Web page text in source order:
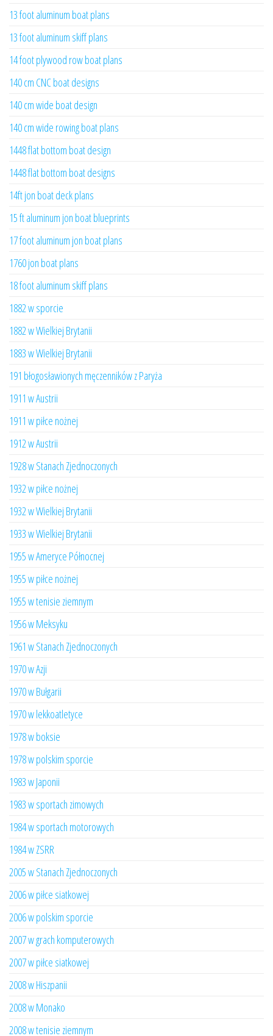
13 foot aluminum boat plans
13 foot aluminum skiff plans
14 foot plywood row boat plans
140 cm CNC boat designs
140 cm wide boat design
140 cm wide rowing boat plans
1448 flat bottom boat design
1448 flat bottom boat designs
14ft jon boat deck plans
15 ft aluminum jon boat blueprints
17 foot aluminum jon boat plans
1760 jon boat plans
18 foot aluminum skiff plans
1882 w sporcie
1882 w Wielkiej Brytanii
1883 w Wielkiej Brytanii
191 błogosławionych męczenników z Paryża
1911 w Austrii
1911 w piłce nożnej
1912 w Austrii
1928 w Stanach Zjednoczonych
1932 w piłce nożnej
1932 w Wielkiej Brytanii
1933 w Wielkiej Brytanii
1955 w Ameryce Północnej
1955 w piłce nożnej
1955 w tenisie ziemnym
1956 w Meksyku
1961 w Stanach Zjednoczonych
1970 w Azji
1970 w Bułgarii
1970 w lekkoatletyce
1978 w boksie
1978 w polskim sporcie
1983 w Japonii
1983 w sportach zimowych
1984 w sportach motorowych
1984 w ZSRR
2005 w Stanach Zjednoczonych
2006 w piłce siatkowej
2006 w polskim sporcie
2007 w grach komputerowych
2007 w piłce siatkowej
2008 w Hiszpanii
2008 w Monako
2008 w tenisie ziemnym